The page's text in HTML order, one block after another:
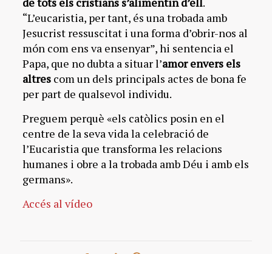
“L’eucaristia, per tant, és una trobada amb
Jesucrist ressuscitat i una forma d’obrir-nos al
món com ens va ensenyar”, hi sentencia el
Papa, que no dubta a situar l’amor envers els
altrescom un dels principals actes de bona fe
per part de qualsevol individu.
Preguem perquè «els catòlics posin en el
centre de la seva vida la celebració de
l’Eucaristia que transforma les relacions
humanes i obre a la trobada amb Déu i amb els
germans».
Accés al vídeo